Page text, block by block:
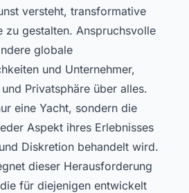
versteht, transformative
zu gestalten. Anspruchsvolle
globale
und Unternehmer,
Privatsphäre über alles.
eine Yacht, sondern die
Aspekt ihres Erlebnisses
Diskretion behandelt wird.
dieser Herausforderung
für diejenigen entwickelt